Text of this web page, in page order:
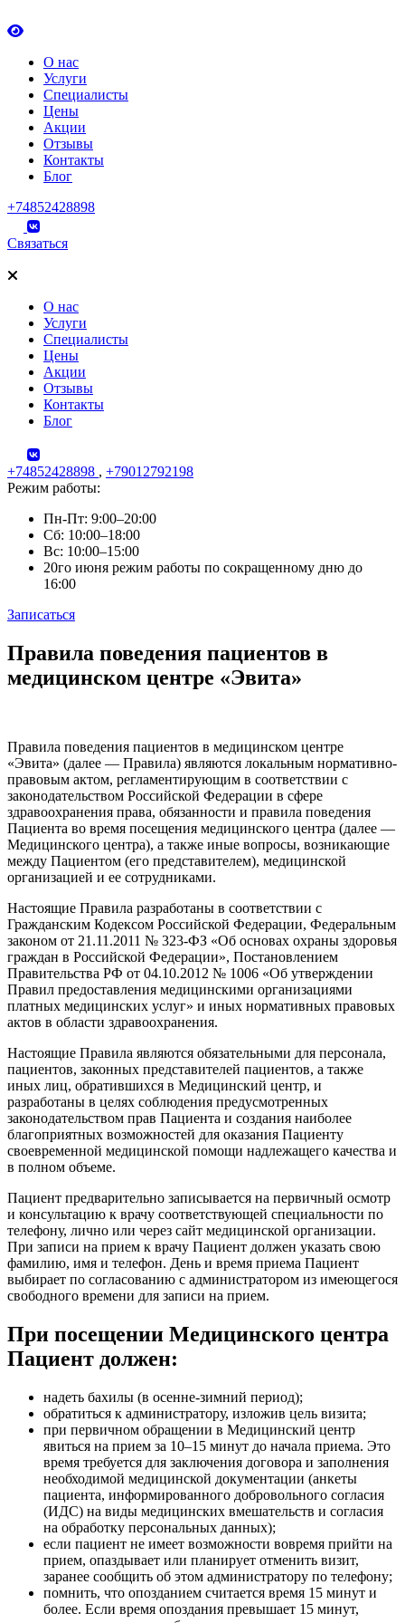
О нас
Услуги
Специалисты
Цены
Акции
Отзывы
Контакты
Блог
+74852428898
Связаться
О нас
Услуги
Специалисты
Цены
Акции
Отзывы
Контакты
Блог
+74852428898 , +79012792198
Режим работы:
Пн-Пт: 9:00–20:00
Сб: 10:00–18:00
Вс: 10:00–15:00
20го июня режим работы по сокращенному дню до
16:00
Записаться
Skip
to
content
Правила поведения пациентов в
медицинском центре «Эвита»
Правила поведения пациентов в медицинском центре
«Эвита» (далее — Правила) являются локальным нормативно-
правовым актом, регламентирующим в соответствии с
законодательством Российской Федерации в сфере
здравоохранения права, обязанности и правила поведения
Пациента во время посещения медицинского центра (далее —
Медицинского центра), а также иные вопросы, возникающие
между Пациентом (его представителем), медицинской
организацией и ее сотрудниками.
Настоящие Правила разработаны в соответствии с
Гражданским Кодексом Российской Федерации, Федеральным
законом от 21.11.2011 № 323-ФЗ «Об основах охраны здоровья
граждан в Российской Федерации», Постановлением
Правительства РФ от 04.10.2012 № 1006 «Об утверждении
Правил предоставления медицинскими организациями
платных медицинских услуг» и иных нормативных правовых
актов в области здравоохранения.
Настоящие Правила являются обязательными для персонала,
пациентов, законных представителей пациентов, а также
иных лиц, обратившихся в Медицинский центр, и
разработаны в целях соблюдения предусмотренных
законодательством прав Пациента и создания наиболее
благоприятных возможностей для оказания Пациенту
своевременной медицинской помощи надлежащего качества и
в полном объеме.
Пациент предварительно записывается на первичный осмотр
и консультацию к врачу соответствующей специальности по
телефону, лично или через сайт медицинской организации.
При записи на прием к врачу Пациент должен указать свою
фамилию, имя и телефон. День и время приема Пациент
выбирает по согласованию с администратором из имеющегося
свободного времени для записи на прием.
При посещении Медицинского центра
Пациент должен:
надеть бахилы (в осенне-зимний период);
обратиться к администратору, изложив цель визита;
при первичном обращении в Медицинский центр
явиться на прием за 10–15 минут до начала приема. Это
время требуется для заключения договора и заполнения
необходимой медицинской документации (анкеты
пациента, информированного добровольного согласия
(ИДС) на виды медицинских вмешательств и согласия
на обработку персональных данных);
если пациент не имеет возможности вовремя прийти на
прием, опаздывает или планирует отменить визит,
заранее сообщить об этом администратору по телефону;
помнить, что опозданием считается время 15 минут и
более. Если время опоздания превышает 15 минут,